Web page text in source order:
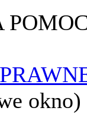
okno)